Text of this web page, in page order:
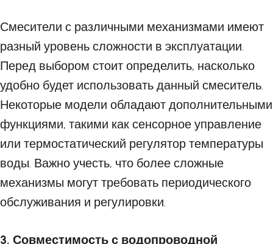
Смесители с различными механизмами имеют
разный уровень сложности в эксплуатации.
Перед выбором стоит определить, насколько
удобно будет использовать данный смеситель.
Некоторые модели обладают дополнительными
функциями, такими как сенсорное управление
или термостатический регулятор температуры
воды. Важно учесть, что более сложные
механизмы могут требовать периодического
обслуживания и регулировки.
3. Совместимость с водопроводной